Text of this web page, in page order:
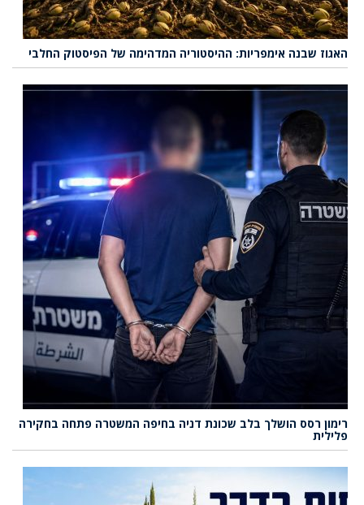
האגוז שבנה אימפריות: ההיסטוריה המדהימה של הפיסטוק החלבי
רימון רסס הושלך בלב שכונת דניה בחיפה המשטרה פתחה בחקירה
פלילית